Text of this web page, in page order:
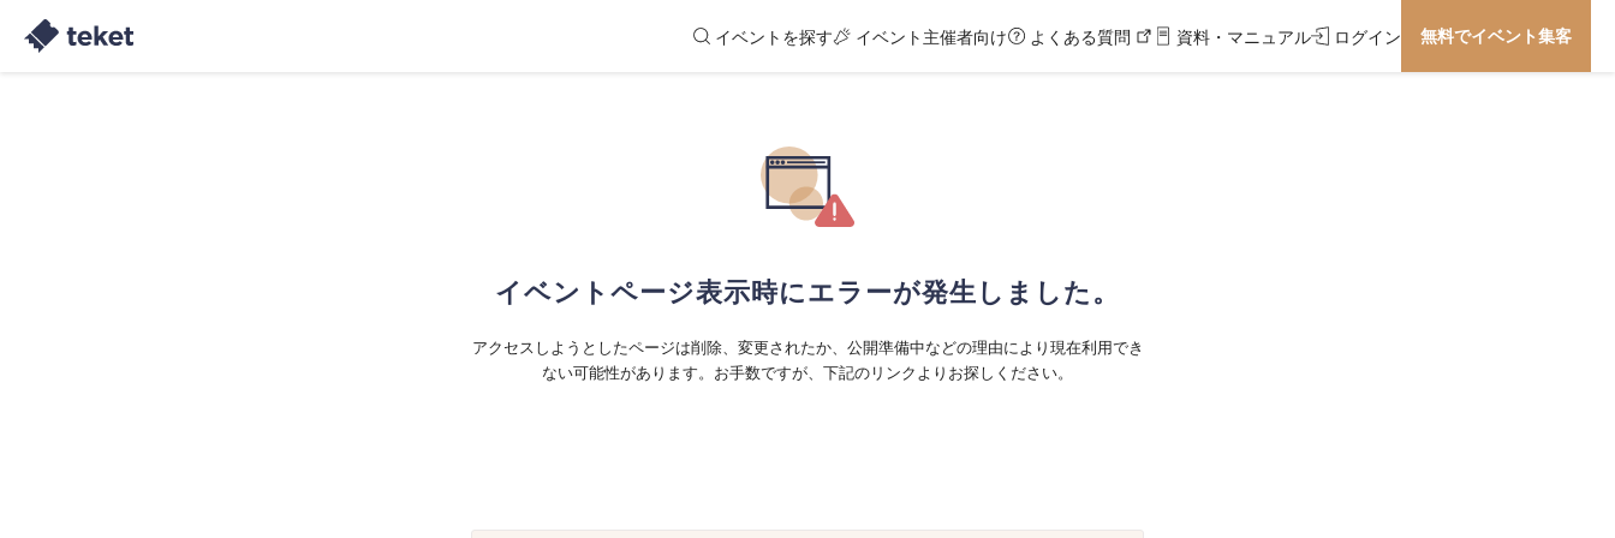
イベントを探す イベント主催者向け よくある質問 資料・マニュアル ログイン 無料でイベント集客
イベントページ表示時にエラーが発生しました。
アクセスしようとしたページは削除、変更されたか、公開準備中などの理由により現在利用でき
ない可能性があります。お手数ですが、下記のリンクよりお探しください。